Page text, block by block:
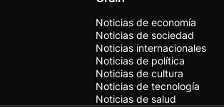
Noticias de economía
Noticias de sociedad
Noticias internacionales
Noticias de política
Noticias de cultura
Noticias de tecnología
Noticias de salud